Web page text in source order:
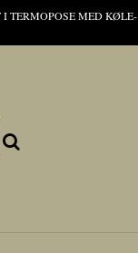
TERMOPOSE MED KØLE-